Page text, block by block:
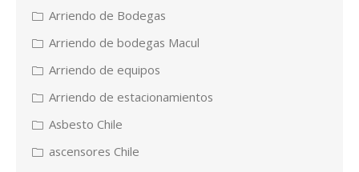
Arriendo de Bodegas
Arriendo de bodegas Macul
Arriendo de equipos
Arriendo de estacionamientos
Asbesto Chile
ascensores Chile